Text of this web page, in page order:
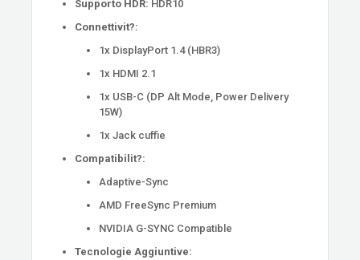
Supporto HDR: HDR10
Connettivit?:
1x DisplayPort 1.4 (HBR3)
1x HDMI 2.1
1x USB-C (DP Alt Mode, Power Delivery
15W)
1x Jack cuffie
Compatibilit?:
Adaptive-Sync
AMD FreeSync Premium
NVIDIA G-SYNC Compatible
Tecnologie Aggiuntive: